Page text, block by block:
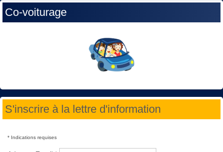
Co-voiturage
S'inscrire à la lettre d'information
* Indications requises